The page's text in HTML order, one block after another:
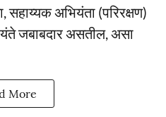
अभियंता (परिरक्षण)
जबाबदार असतील, असा
More